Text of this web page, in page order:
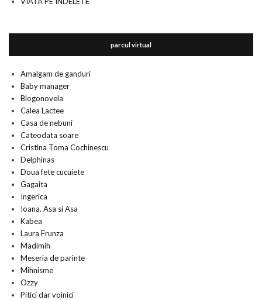
parcul virtual
Amalgam de ganduri
Baby manager
Blogonovela
Calea Lactee
Casa de nebuni
Cateodata soare
Cristina Toma Cochinescu
Delphinas
Doua fete cucuiete
Gagaita
Ingerica
Ioana. Asa si Asa
Kabea
Laura Frunza
Madimih
Meseria de parinte
Mihnisme
Ozzy
Pitici dar voinici